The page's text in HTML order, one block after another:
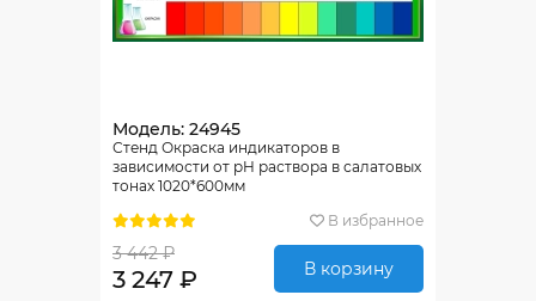
Модель: 24945
Стенд Окраска индикаторов в
зависимости от pH раствора в салатовых
тонах 1020*600мм
В избранное
3 442 ₽
3 247 ₽ В корзину